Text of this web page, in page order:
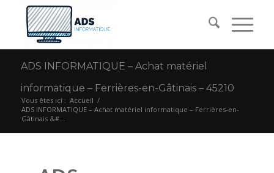
ADS INFORMATIQUE – Achat matériel
informatique – Ferrières-en-Gâtinais – 45210
Vous êtes ici : Accueil /
ADS INFORMATIQUE – Achat matériel informatique – Ferrières-en-
Gâtinais &#...